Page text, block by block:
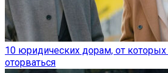
10 юридических дорам, от
оторваться